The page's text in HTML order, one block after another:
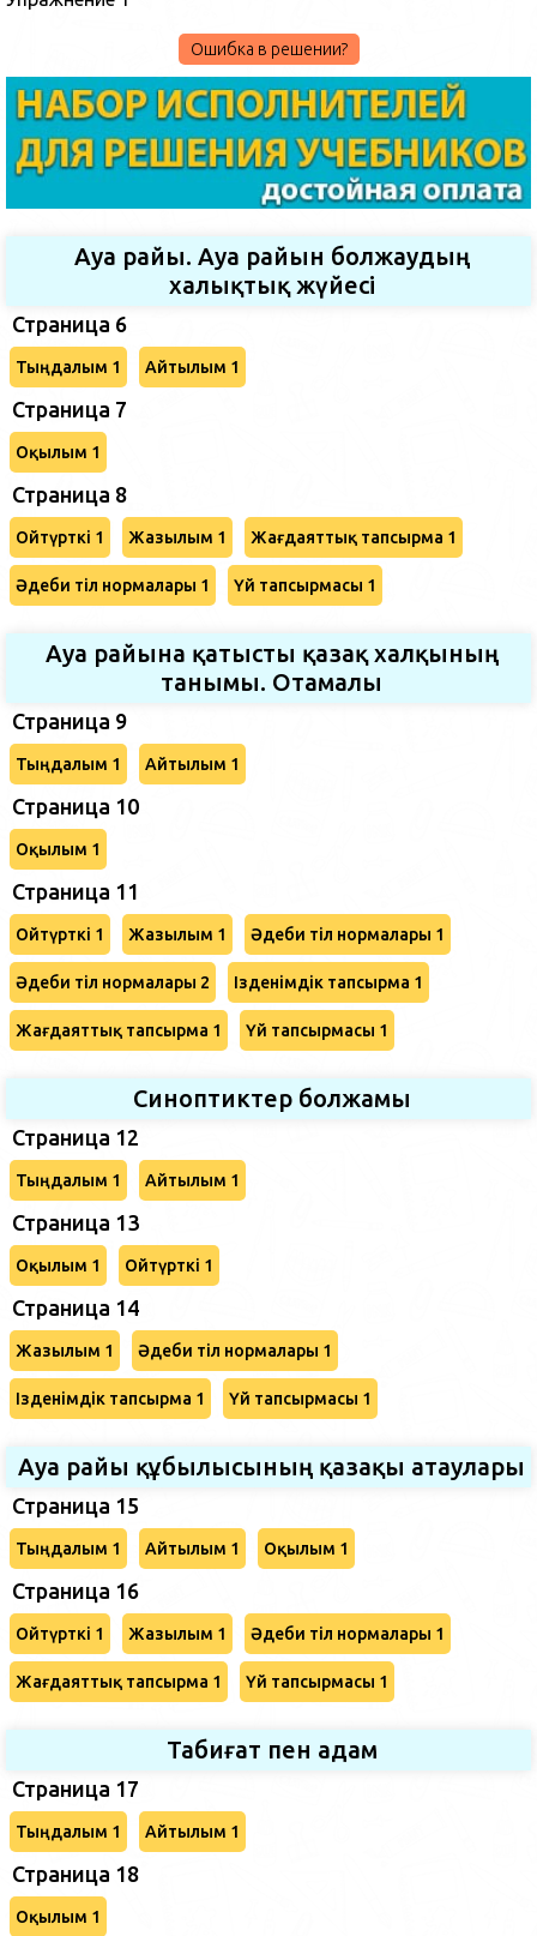
Ошибка в решении?
Ауа райы. Ауа райын болжаудың
халықтық жүйесі
Страница 6
Тыңдалым 1 Айтылым 1
Страница 7
Оқылым 1
Страница 8
Ойтүрткі 1 Жазылым 1 Жағдаяттық тапсырма 1
Әдеби тіл нормалары 1 Үй тапсырмасы 1
Ауа райына қатысты қазақ халқының
танымы. Отамалы
Страница 9
Тыңдалым 1 Айтылым 1
Страница 10
Оқылым 1
Страница 11
Ойтүрткі 1 Жазылым 1 Әдеби тіл нормалары 1
Әдеби тіл нормалары 2 Ізденімдік тапсырма 1
Жағдаяттық тапсырма 1 Үй тапсырмасы 1
Синоптиктер болжамы
Страница 12
Тыңдалым 1 Айтылым 1
Страница 13
Оқылым 1 Ойтүрткі 1
Страница 14
Жазылым 1 Әдеби тіл нормалары 1
Ізденімдік тапсырма 1 Үй тапсырмасы 1
Ауа райы құбылысының қазақы атаулары
Страница 15
Тыңдалым 1 Айтылым 1 Оқылым 1
Страница 16
Ойтүрткі 1 Жазылым 1 Әдеби тіл нормалары 1
Жағдаяттық тапсырма 1 Үй тапсырмасы 1
Табиғат пен адам
Страница 17
Тыңдалым 1 Айтылым 1
Страница 18
Оқылым 1